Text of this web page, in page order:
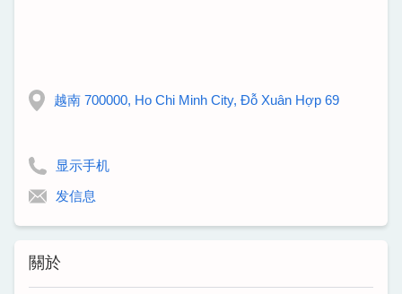
關於
越南 700000, Ho Chi Minh City, Đỗ Xuân Hợp 69
显示手机
发信息